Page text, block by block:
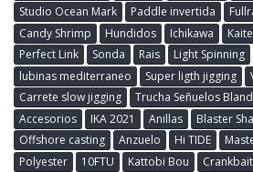
Studio Ocean Mark
Paddle invertida
Candy Shrimp
Hundidos Ichikawa
Perfect Link
Sonda Rais Light Spinning
lubinas mediterraneo
Super ligth jigging
Carrete slow jigging
Trucha Señuelos
Accesorios
IKA 2021 Anillas Blaster
Offshore casting
Anzuelo Hi TIDE
Polyester
10FTU Kattobi Bou